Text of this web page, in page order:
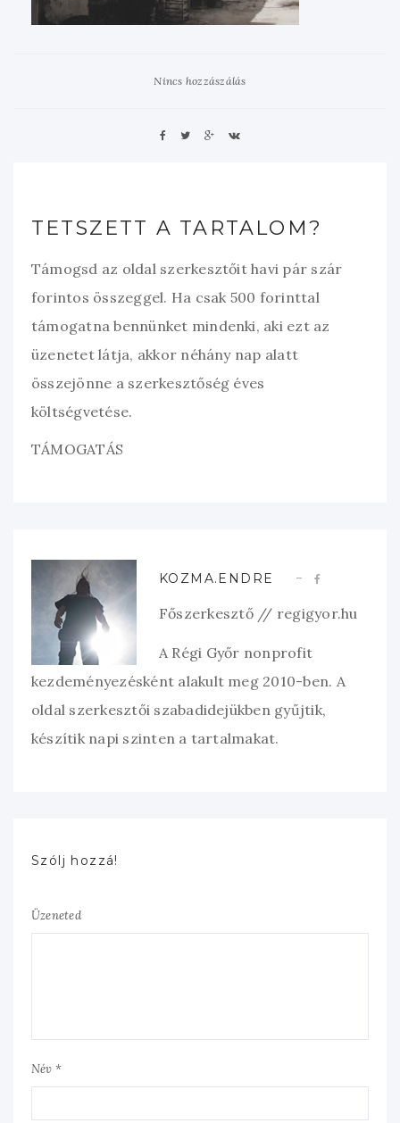
Nincs hozzászálás
TETSZETT A TARTALOM?
Támogsd az oldal szerkesztőit havi pár szár
forintos összeggel. Ha csak 500 forinttal
támogatna bennünket mindenki, aki ezt az
üzenetet látja, akkor néhány nap alatt
összejönne a szerkesztőség éves
költségvetése.
TÁMOGATÁS
KOZMA.ENDRE
Főszerkesztő // regigyor.hu
A Régi Győr nonprofit
kezdeményezésként alakult meg 2010-ben. A
oldal szerkesztői szabadidejükben gyűjtik,
készítik napi szinten a tartalmakat.
Szólj hozzá!
Üzeneted
Név *